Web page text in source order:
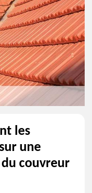
les
une
couvreur